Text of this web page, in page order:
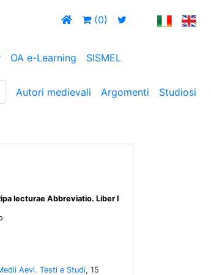
(0)
OA e-Learning SISMEL
Autori medievali Argomenti Studiosi
lecturae Abbreviatio. Liber I
Aevi. Testi e Studi, 15